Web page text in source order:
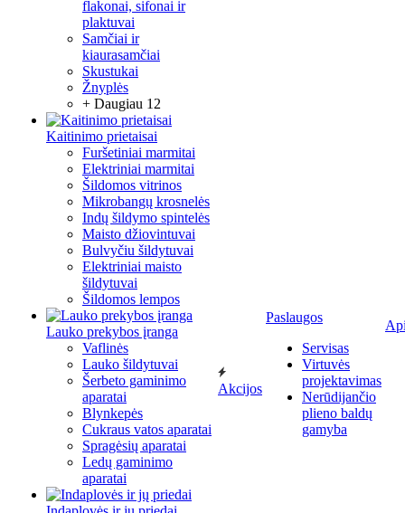
flakonai, sifonai ir
plaktuvai
Samčiai ir
kiaurasamčiai
Skustukai
Žnyplės
+ Daugiau 12
Kaitinimo prietaisai
Furšetiniai marmitai
Elektriniai marmitai
Šildomos vitrinos
Mikrobangų krosnelės
Indų šildymo spintelės
Maisto džiovintuvai
Bulvyčiu šildytuvai
Elektriniai maisto
šildytuvai
Šildomos lempos
Lauko prekybos įranga
Vaflinės
Lauko šildytuvai
Šerbeto gaminimo
aparatai
Blynkepės
Cukraus vatos aparatai
Spragėsių aparatai
Ledų gaminimo
aparatai
Akcijos
Paslaugos
Servisas
Virtuvės
projektavimas
Nerūdijančio
plieno baldų
gamyba